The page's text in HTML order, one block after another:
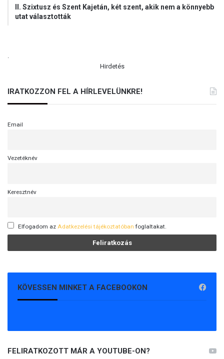
II. Szixtusz és Szent Kajetán, két szent, akik nem a könnyebb
utat választották
Hirdetés
IRATKOZZON FEL A HÍRLEVELÜNKRE!
Email
Vezetéknév
Keresztnév
Elfogadom az Adatkezelési tájékoztatóban foglaltakat.
KÖVESSEN MINKET A FACEBOOKON
FELIRATKOZOTT MÁR A YOUTUBE-ON?